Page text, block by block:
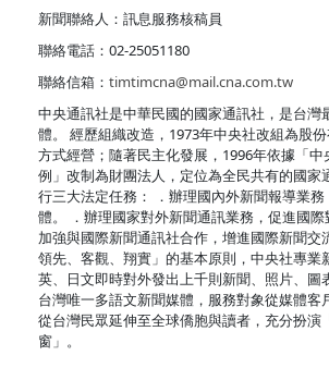
新聞聯絡人：訊息服務核稿員
聯絡電話：02-25051180
聯絡信箱： timtimcna@mail.cna.com.tw
中央通訊社是中華民國的國家通訊社，是台灣
體。 經歷組織改造，1973年中央社改組為股
方式經營；隨著民主化發展，1996年依據「中
例」改制為財團法人，定位為全民共有的國家
行三大法定任務： ．辦理國內外新聞報導業
體。 ．辦理國家對外新聞通訊業務，促進國際
加強與國際新聞通訊社合作，增進國際新聞交
領先、客觀、翔實」的基本原則，中央社專業
英、日文即時對外發出上千則新聞、照片、圖
台灣唯一多語文新聞媒體，服務對象從媒體客
從台灣民眾延伸至全球僑胞與讀者，充分扮演
窗」。